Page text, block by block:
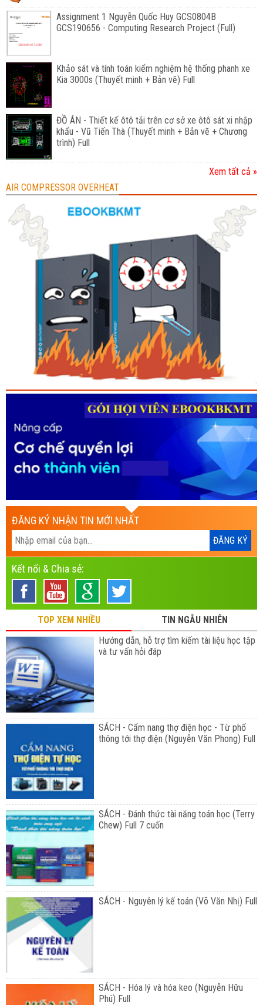
Assignment 1 Nguyễn Quốc Huy GCS0804B
GCS190656 - Computing Research Project (Full)
Khảo sát và tính toán kiểm nghiệm hệ thống phanh xe
Kia 3000s (Thuyết minh + Bản vẽ) Full
ĐỒ ÁN - Thiết kế ôtô tải trên cơ sở xe ôtô sát xi nhập
khẩu - Vũ Tiến Thà (Thuyết minh + Bản vẽ + Chương
trình) Full
Xem tất cả »
AIR COMPRESSOR OVERHEAT
ĐĂNG KÝ NHẬN TIN MỚI NHẤT
Kết nối & Chia sẻ:
TOP XEM NHIỀU
TIN NGẪU NHIÊN
Hướng dẫn, hỗ trợ tìm kiếm tài liệu học tập
và tư vấn hỏi đáp
SÁCH - Cẩm nang thợ điện học - Từ phổ
thông tới thợ điện (Nguyễn Văn Phong) Full
SÁCH - Đánh thức tài năng toán học (Terry
Chew) Full 7 cuốn
SÁCH - Nguyên lý kế toán (Võ Văn Nhị) Full
SÁCH - Hóa lý và hóa keo (Nguyễn Hữu
Phú) Full